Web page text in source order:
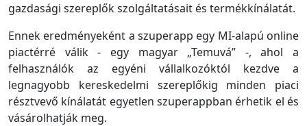
gazdasági szereplők szolgáltatásait és termékkínálatát.
Ennek eredményeként a szuperapp egy MI-alapú online
piactérré válik - egy magyar „Temuvá” -, ahol a
felhasználók az egyéni vállalkozóktól kezdve a
legnagyobb kereskedelmi szereplőkig minden piaci
résztvevő kínálatát egyetlen szuperappban érhetik el és
vásárolhatják meg.